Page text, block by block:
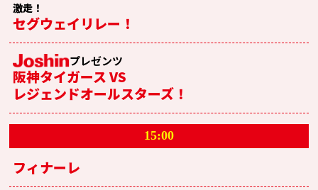
激走！
セグウェイリレー！
プレゼンツ
阪神タイガース VS
レジェンドオールスターズ！
15:00
フィナーレ